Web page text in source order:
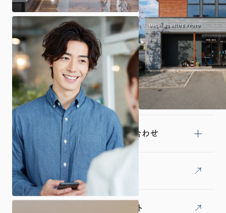
商品プラン
施工事例・お施主様インタビュー
土地探し
来場予約・資料請求・お問い合わせ
採用情報
オーナー様専用LINEアカウント